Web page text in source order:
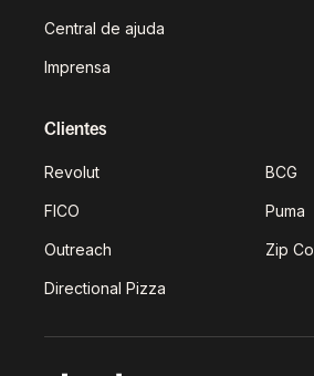
Central de ajuda
Imprensa
Clientes
Revolut BCG
FICO Puma
Outreach Zip Co
Directional Pizza